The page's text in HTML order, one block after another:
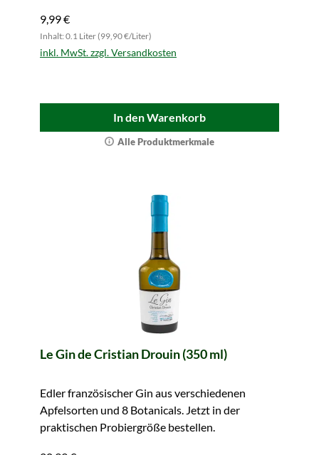
9,99 €
Inhalt: 0.1 Liter (99,90 €/Liter)
inkl. MwSt. zzgl. Versandkosten
In den Warenkorb
Alle Produktmerkmale
Le Gin de Cristian Drouin (350 ml)
Edler französischer Gin aus verschiedenen
Apfelsorten und 8 Botanicals. Jetzt in der
praktischen Probiergröße bestellen.